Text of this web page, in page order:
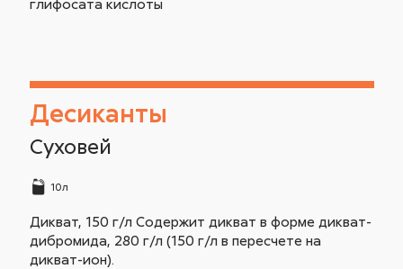
Десиканты
Суховей
10л
Дикват, 150 г/л Содержит дикват в форме дикват-
дибромида, 280 г/л (150 г/л в пересчете на
дикват-ион).